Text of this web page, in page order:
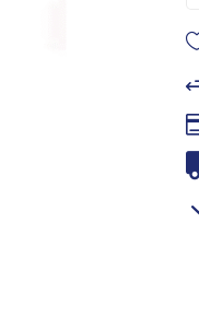
cm
–